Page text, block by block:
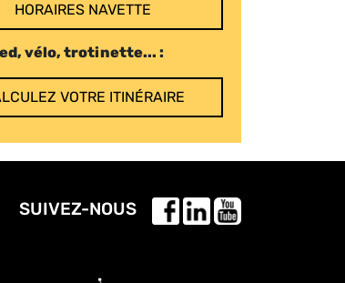
HORAIRES NAVETTE
vélo, trotinette... :
VOTRE ITINÉRAIRE
SUIVEZ-NOUS